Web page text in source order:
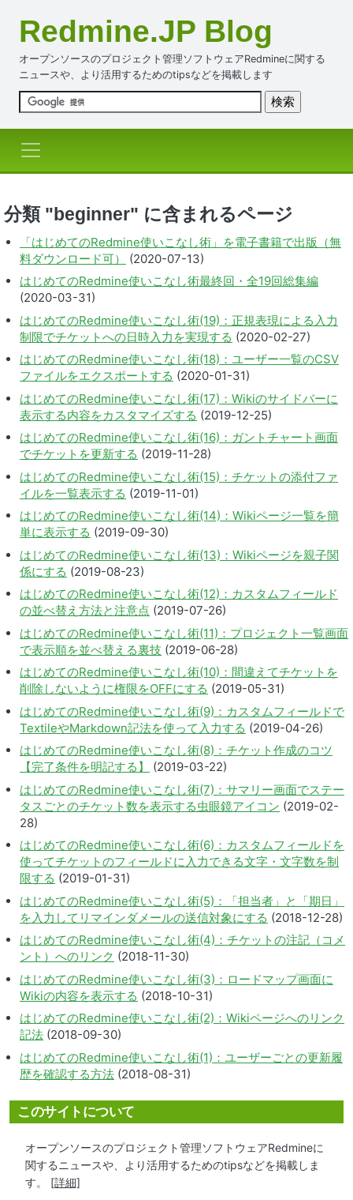
Redmine.JP Blog
オープンソースのプロジェクト管理ソフトウェアRedmineに関する
ニュースや、より活用するためのtipsなどを掲載します
分類 "beginner" に含まれるページ
「はじめてのRedmine使いこなし術」を電子書籍で出版（無
料ダウンロード可）
(2020-07-13)
はじめてのRedmine使いこなし術最終回・全19回総集編
(2020-03-31)
はじめてのRedmine使いこなし術(19)：正規表現による入力
制限でチケットへの日時入力を実現する (2020-02-27)
はじめてのRedmine使いこなし術(18)：ユーザー一覧のCSV
ファイルをエクスポートする (2020-01-31)
はじめてのRedmine使いこなし術(17)：Wikiのサイドバーに
表示する内容をカスタマイズする (2019-12-25)
はじめてのRedmine使いこなし術(16)：ガントチャート画面
でチケットを更新する (2019-11-28)
はじめてのRedmine使いこなし術(15)：チケットの添付ファ
イルを一覧表示する (2019-11-01)
はじめてのRedmine使いこなし術(14)：Wikiページ一覧を簡
単に表示する (2019-09-30)
はじめてのRedmine使いこなし術(13)：Wikiページを親子関
係にする (2019-08-23)
はじめてのRedmine使いこなし術(12)：カスタムフィールド
の並べ替え方法と注意点 (2019-07-26)
はじめてのRedmine使いこなし術(11)：プロジェクト一覧画面
で表示順を並べ替える裏技 (2019-06-28)
はじめてのRedmine使いこなし術(10)：間違えてチケットを
削除しないように権限をOFFにする (2019-05-31)
はじめてのRedmine使いこなし術(9)：カスタムフィールドで
TextileやMarkdown記法を使って入力する (2019-04-26)
はじめてのRedmine使いこなし術(8)：チケット作成のコツ
【完了条件を明記する】
(2019-03-22)
はじめてのRedmine使いこなし術(7)：サマリー画面でステー
タスごとのチケット数を表示する虫眼鏡アイコン (2019-02-
28)
はじめてのRedmine使いこなし術(6)：カスタムフィールドを
使ってチケットのフィールドに入力できる文字・文字数を制
限する (2019-01-31)
はじめてのRedmine使いこなし術(5)：「担当者」と「期日」
を入力してリマインダメールの送信対象にする (2018-12-28)
はじめてのRedmine使いこなし術(4)：チケットの注記（コメ
ント）へのリンク (2018-11-30)
はじめてのRedmine使いこなし術(3)：ロードマップ画面に
Wikiの内容を表示する (2018-10-31)
はじめてのRedmine使いこなし術(2)：Wikiページへのリンク
記法 (2018-09-30)
はじめてのRedmine使いこなし術(1)：ユーザーごとの更新履
歴を確認する方法 (2018-08-31)
このサイトについて
オープンソースのプロジェクト管理ソフトウェアRedmineに
関するニュースや、より活用するためのtipsなどを掲載しま
す。 [詳細]